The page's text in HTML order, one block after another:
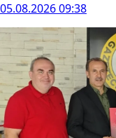
05.08.2026 09:38